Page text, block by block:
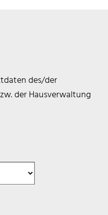
des/der
der Hausverwaltung